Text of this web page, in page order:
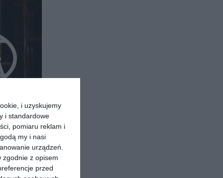
i uzyskujemy
i standardowe
pomiaru reklam i
my i nasi
urządzeń.
zgodnie z opisem
przed